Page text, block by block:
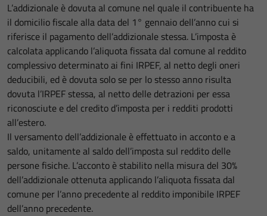
L’addizionale è dovuta al comune nel quale il contribuente ha
il domicilio fiscale alla data del 1° gennaio dell’anno cui si
riferisce il pagamento dell’addizionale stessa. L’imposta è
calcolata applicando l’aliquota fissata dal comune al reddito
complessivo determinato ai fini IRPEF, al netto degli oneri
deducibili, ed è dovuta solo se per lo stesso anno risulta
dovuta l’IRPEF stessa, al netto delle detrazioni per essa
riconosciute e del credito d’imposta per i redditi prodotti
all’estero.
Il versamento dell’addizionale è effettuato in acconto e a
saldo, unitamente al saldo dell’imposta sul reddito delle
persone fisiche. L’acconto è stabilito nella misura del 30%
dell’addizionale ottenuta applicando l’aliquota fissata dal
comune per l’anno precedente al reddito imponibile IRPEF
dell’anno precedente.